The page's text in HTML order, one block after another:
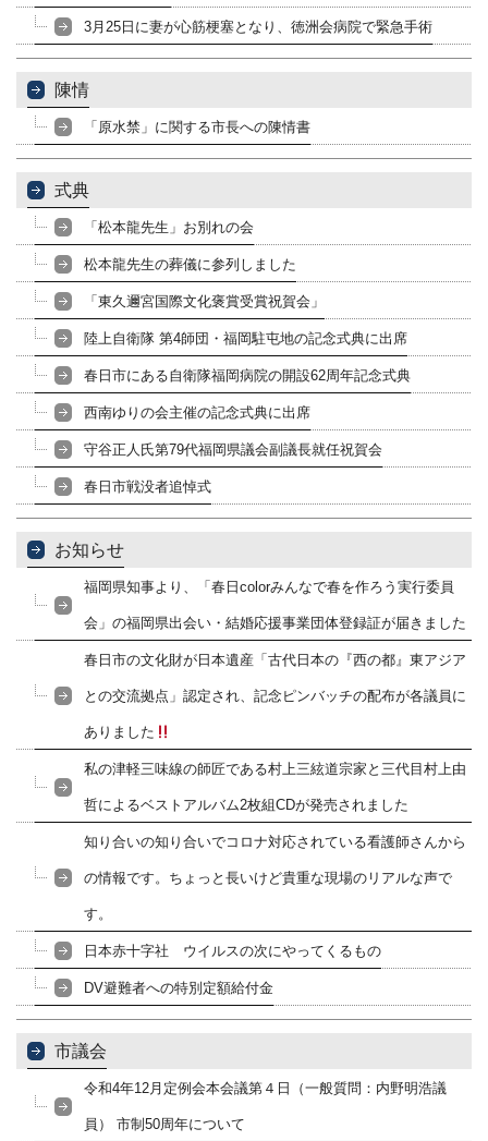
3月25日に妻が心筋梗塞となり、徳洲会病院で緊急手術
陳情
「原水禁」に関する市長への陳情書
式典
「松本龍先生」お別れの会
松本龍先生の葬儀に参列しました
「東久邇宮国際文化褒賞受賞祝賀会」
陸上自衛隊 第4師団・福岡駐屯地の記念式典に出席
春日市にある自衛隊福岡病院の開設62周年記念式典
西南ゆりの会主催の記念式典に出席
守谷正人氏第79代福岡県議会副議長就任祝賀会
春日市戦没者追悼式
お知らせ
福岡県知事より、「春日colorみんなで春を作ろう実行委員
会」の福岡県出会い・結婚応援事業団体登録証が届きました
春日市の文化財が日本遺産「古代日本の『西の都』東アジア
との交流拠点」認定され、記念ピンバッチの配布が各議員に
ありました
私の津軽三味線の師匠である村上三絃道宗家と三代目村上由
哲によるベストアルバム2枚組CDが発売されました
知り合いの知り合いでコロナ対応されている看護師さんから
の情報です。ちょっと長いけど貴重な現場のリアルな声で
す。
日本赤十字社 ウイルスの次にやってくるもの
DV避難者への特別定額給付金
市議会
令和4年12月定例会本会議第４日（一般質問：内野明浩議
員） 市制50周年について